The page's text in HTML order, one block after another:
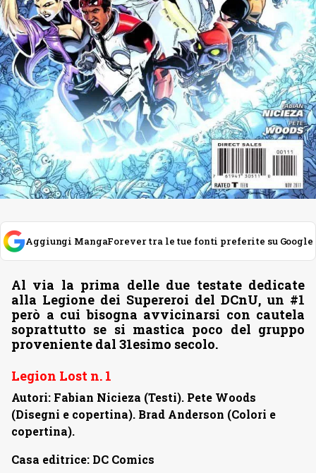
Aggiungi MangaForever tra le tue fonti preferite su Google
Al via la prima delle due testate dedicate
alla Legione dei Supereroi del DCnU, un #1
però a cui bisogna avvicinarsi con cautela
soprattutto se si mastica poco del gruppo
proveniente dal 31esimo secolo.
Legion Lost n. 1
Autori: Fabian Nicieza (Testi). Pete Woods
(Disegni e copertina). Brad Anderson (Colori e
copertina).
Casa editrice: DC Comics